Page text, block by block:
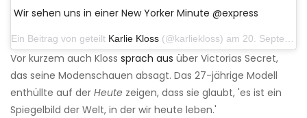
Wir sehen uns in einer New Yorker Minute @express
Ein Beitrag von geteilt Karlie Kloss (@karliekloss) am 20. September 2019 um 10:26 Uhr PDT
Vor kurzem auch Kloss sprach aus über Victorias Secret,
das seine Modenschauen absagt. Das 27-jährige Modell
enthüllte auf der Heute zeigen, dass sie glaubt, 'es ist ein
Spiegelbild der Welt, in der wir heute leben.'